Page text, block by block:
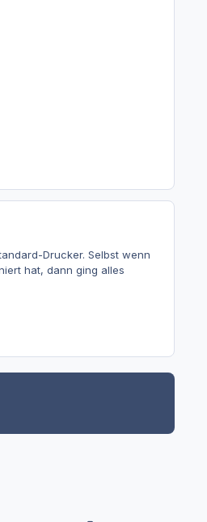
Drucker. Selbst wenn
hat, dann ging alles